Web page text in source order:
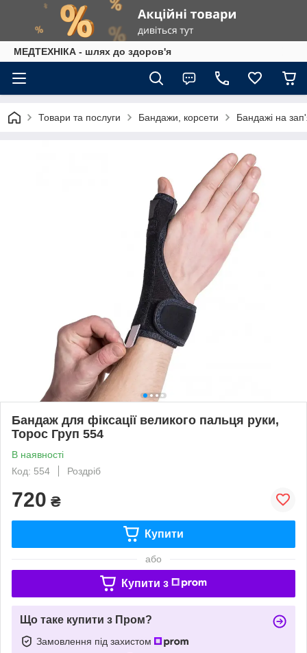
МЕДТЕХНІКА - шлях до здоров'я
Товари та послуги Бандажи, корсети Бандажі на
Бандаж для фіксації великого пальця руки,
Торос Груп 554
В наявності
Код: 554
Роздріб
720 ₴
Купити
або
Купити з
Що таке купити з Пром?
Замовлення під захистом